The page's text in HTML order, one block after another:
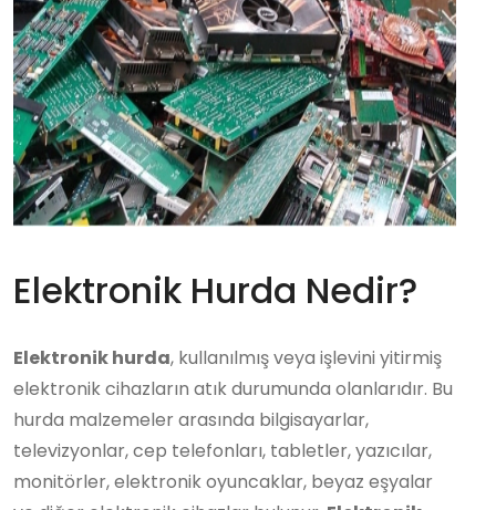
Elektronik Hurda Nedir?
Elektronik hurda, kullanılmış veya işlevini yitirmiş
elektronik cihazların atık durumunda olanlarıdır. Bu
hurda malzemeler arasında bilgisayarlar,
televizyonlar, cep telefonları, tabletler, yazıcılar,
monitörler, elektronik oyuncaklar, beyaz eşyalar